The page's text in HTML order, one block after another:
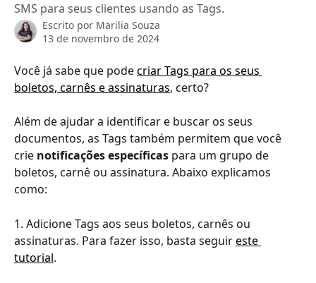
SMS para seus clientes usando as Tags.
Escrito por Marilia Souza
13 de novembro de 2024
Você já sabe que pode criar Tags para os seus
boletos, carnês e assinaturas, certo?
Além de ajudar a identificar e buscar os seus
documentos, as Tags também permitem que você
crie notificações específicas para um grupo de
boletos, carnê ou assinatura. Abaixo explicamos
como:
1. Adicione Tags aos seus boletos, carnês ou
assinaturas. Para fazer isso, basta seguir este
tutorial.